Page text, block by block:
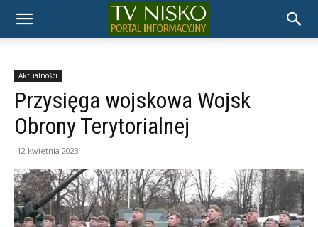
TELEWIZJA
NISKO
Aktualności
Przysięga wojskowa Wojsk
Obrony Terytorialnej
12 kwietnia 2023